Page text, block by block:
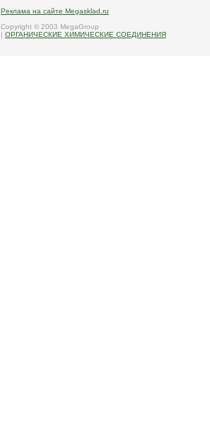
Реклама на сайте Megasklad.ru
Copyright © 2003 MegaGroup
| ОРГАНИЧЕСКИЕ ХИМИЧЕСКИЕ СОЕДИНЕНИЯ